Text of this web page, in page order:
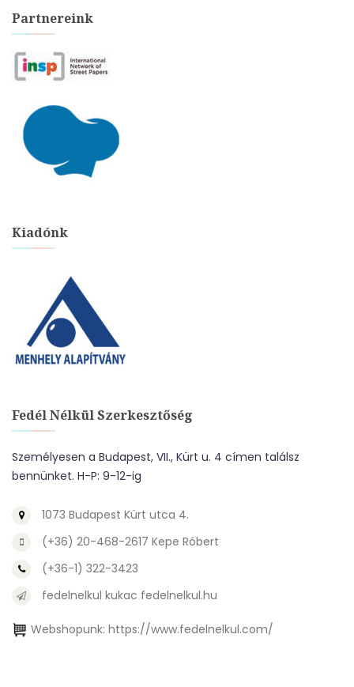
Partnereink
Kiadónk
Fedél Nélkül Szerkesztőség
Személyesen a Budapest, VII., Kürt u. 4 címen találsz
bennünket. H-P: 9-12-ig
1073 Budapest Kürt utca 4.
(+36) 20-468-2617 Kepe Róbert
(+36-1) 322-3423
fedelnelkul kukac fedelnelkul.hu
Webshopunk: https://www.fedelnelkul.com/